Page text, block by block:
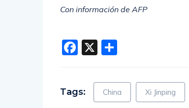
Con información de AFP
Facebook
X
Tags: China Xi Jinping